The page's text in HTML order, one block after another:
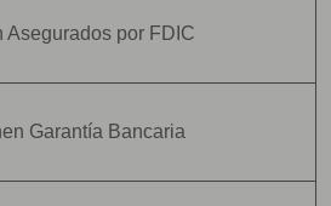
Asegurados por FDIC
Garantía Bancaria